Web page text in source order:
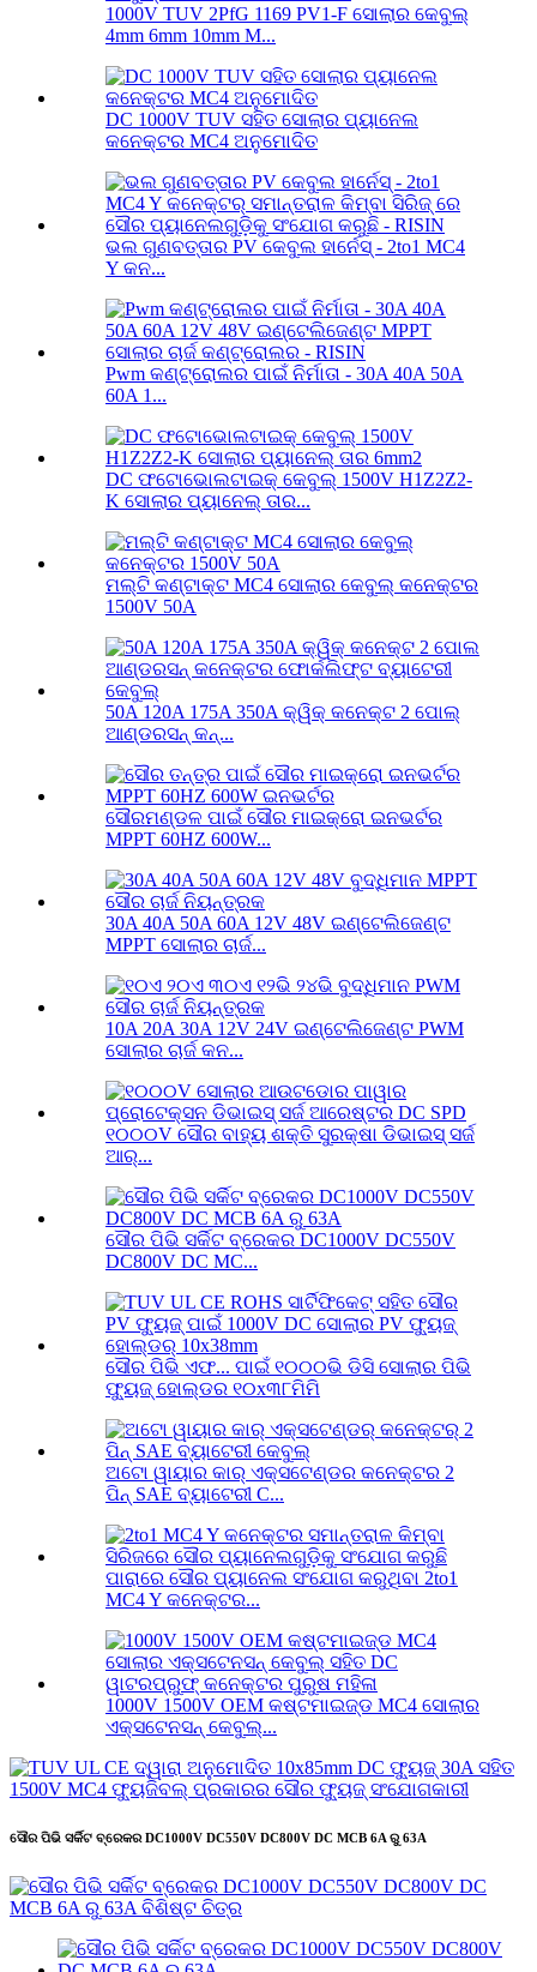
1000V TUV 2PfG 1169 PV1-F ସୋଲାର କେବୁଲ୍
4mm 6mm 10mm M...
DC 1000V TUV ସହିତ ସୋଲାର ପ୍ୟାନେଲ
କନେକ୍ଟର MC4 ଅନୁମୋଦିତ
ଭଲ ଗୁଣବତ୍ତାର PV କେବୁଲ ହାର୍ନେସ୍ - 2to1 MC4
Y କନ...
Pwm କଣ୍ଟ୍ରୋଲର ପାଇଁ ନିର୍ମାତା - 30A 40A 50A
60A 1...
DC ଫଟୋଭୋଲଟାଇକ୍ କେବୁଲ୍ 1500V H1Z2Z2-
K ସୋଲାର ପ୍ୟାନେଲ୍ ତାର...
ମଲ୍ଟି କଣ୍ଟାକ୍ଟ MC4 ସୋଲାର କେବୁଲ୍ କନେକ୍ଟର
1500V 50A
50A 120A 175A 350A କ୍ୱିକ୍ କନେକ୍ଟ 2 ପୋଲ୍
ଆଣ୍ଡରସନ୍ କନ୍...
ସୌରମଣ୍ଡଳ ପାଇଁ ସୌର ମାଇକ୍ରୋ ଇନଭର୍ଟର
MPPT 60HZ 600W...
30A 40A 50A 60A 12V 48V ଇଣ୍ଟେଲିଜେଣ୍ଟ
MPPT ସୋଲାର ଚାର୍ଜ...
10A 20A 30A 12V 24V ଇଣ୍ଟେଲିଜେଣ୍ଟ PWM
ସୋଲାର ଚାର୍ଜ କନ...
୧୦୦୦V ସୌର ବାହ୍ୟ ଶକ୍ତି ସୁରକ୍ଷା ଡିଭାଇସ୍ ସର୍ଜ
ଆର୍...
ସୌର ପିଭି ସର୍କିଟ ବ୍ରେକର DC1000V DC550V
DC800V DC MC...
ସୌର ପିଭି ଏଫ... ପାଇଁ ୧୦୦୦ଭି ଡିସି ସୋଲାର ପିଭି
ଫ୍ୟୁଜ୍ ହୋଲ୍ଡର ୧୦x୩୮ମିମି
ଅଟୋ ୱାୟାର କାର୍ ଏକ୍ସଟେଣ୍ଡର କନେକ୍ଟର 2
ପିନ୍ SAE ବ୍ୟାଟେରୀ C...
ପାରାରେ ସୌର ପ୍ୟାନେଲ ସଂଯୋଗ କରୁଥିବା 2to1
MC4 Y କନେକ୍ଟର...
1000V 1500V OEM କଷ୍ଟମାଇଜ୍ଡ MC4 ସୋଲାର
ଏକ୍ସଟେନସନ୍ କେବୁଲ୍...
ସୌର ପିଭି ସର୍କିଟ ବ୍ରେକର DC1000V DC550V DC800V DC MCB 6A ରୁ 63A